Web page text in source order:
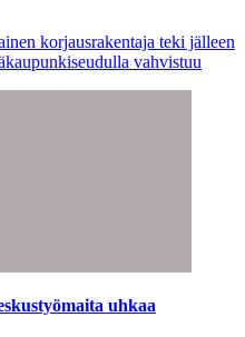
korjausrakentaja teki jälleen
vahvistuu
uhkaa